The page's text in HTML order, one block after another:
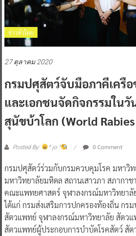
ข่าวทั่วไทย
27 ตุลาคม 2020
กรมปศุสัตว์จับมือภาคีเครื
และเอกชนจัดกิจกรรมใน
สุนัขบ้าโลก (World
Posted By: ^ jo ^ 0 Comment
กรมปศุสัตว์ร่วมกับกรมควบคุมโรค มหาวิ
มหาวิทยาลัยมหิดล สถานเสาวภา สภากาช
คณะแพทยศาสตร์ จุฬาลงกรณ์มหาวิทยาลั
ได้แก่ กรมส่งเสริมการปกครองท้องถิ่น ก
สัตวแพทย์ จุฬาลงกรณ์มหาวิทยาลัย สัตว
สัตวแพทย์ผู้ประกอบการบําบัดโรคสัตว์ สั